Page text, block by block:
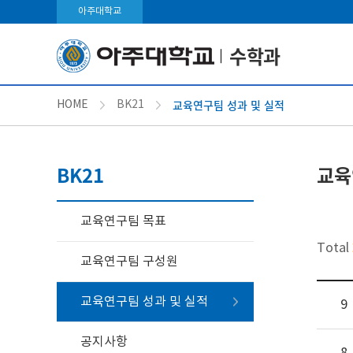
아주대학교
수학과
HOME BK21 교육연구팀 성과 및 실적
BK21
교육연구팀 목표
교육연구팀 구성원
교육연구팀 성과 및 실적
공지사항
교
Total
9